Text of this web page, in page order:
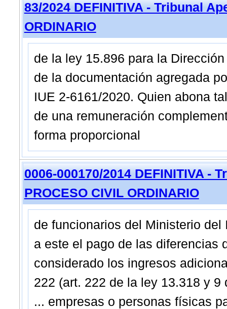
83/2024 DEFINITIVA - Tribunal
ORDINARIO
de la ley 15.896 para la
de la documentación agregada
IUE 2-6161/2020. Quien abona
de una remuneración
forma proporcional
0006-000170/2014 DEFINITIVA -
PROCESO CIVIL ORDINARIO
de funcionarios del Ministerio
a este el pago de las diferencias
considerado los ingresos
222 (art. 222 de la ley 13.318 y
... empresas o personas físicas